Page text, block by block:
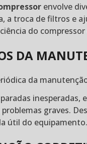
envolve
a troca de filtros e
do
DA
da
graves.
útil do equipamento.